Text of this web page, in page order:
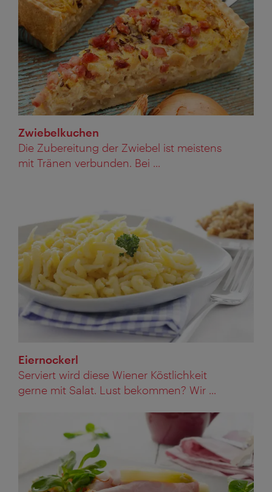
Zwiebelkuchen
Die Zubereitung der Zwiebel ist meistens
mit Tränen verbunden. Bei ...
Eiernockerl
Serviert wird diese Wiener Köstlichkeit
gerne mit Salat. Lust bekommen? Wir ...